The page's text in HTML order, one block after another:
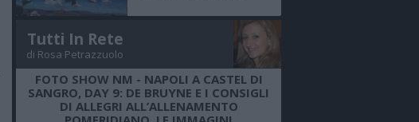
Tutti In Rete
di Rosa Petrazzuolo
FOTO SHOW NM - NAPOLI A CASTEL DI
SANGRO, DAY 9: DE BRUYNE E I CONSIGLI
DI ALLEGRI ALL’ALLENAMENTO